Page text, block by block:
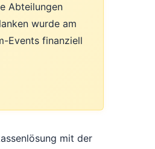
Abteilungen
wurde am
Events finanziell
mit der